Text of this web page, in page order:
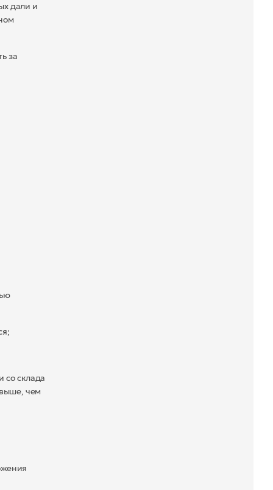
дали и
за
со склада
чем